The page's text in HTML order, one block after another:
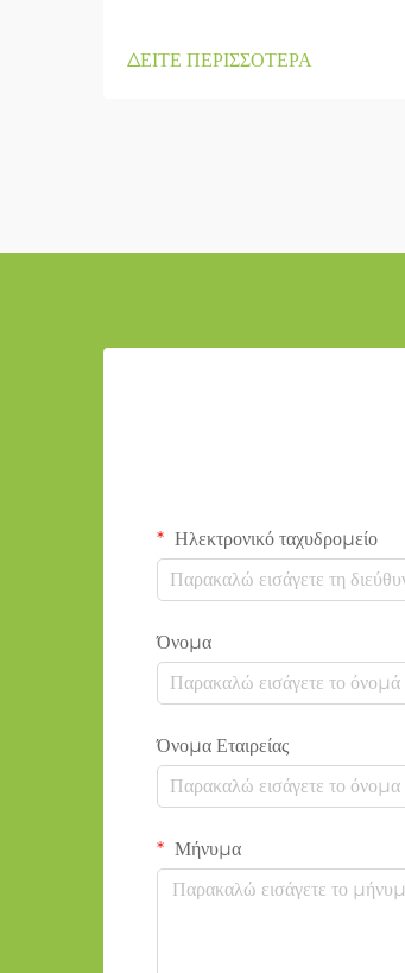
ΔΕΙΤΕ ΠΕΡΙΣΣΟΤΕΡΑ
Ηλεκτρονικό ταχυδρομείο
Όνομα
Όνομα Εταιρείας
Μήνυμα